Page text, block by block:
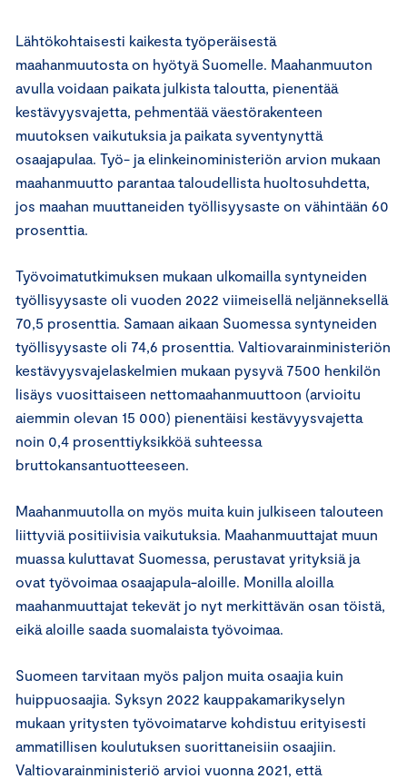
Lähtökohtaisesti kaikesta työperäisestä
maahanmuutosta on hyötyä Suomelle. Maahanmuuton
avulla voidaan paikata julkista taloutta, pienentää
kestävyysvajetta, pehmentää väestörakenteen
muutoksen vaikutuksia ja paikata syventynyttä
osaajapulaa. Työ- ja elinkeinoministeriön arvion mukaan
maahanmuutto parantaa taloudellista huoltosuhdetta,
jos maahan muuttaneiden työllisyysaste on vähintään 60
prosenttia.
Työvoimatutkimuksen mukaan ulkomailla syntyneiden
työllisyysaste oli vuoden 2022 viimeisellä neljänneksellä
70,5 prosenttia. Samaan aikaan Suomessa syntyneiden
työllisyysaste oli 74,6 prosenttia. Valtiovarainministeriön
kestävyysvajelaskelmien mukaan pysyvä 7500 henkilön
lisäys vuosittaiseen nettomaahanmuuttoon (arvioitu
aiemmin olevan 15 000) pienentäisi kestävyysvajetta
noin 0,4 prosenttiyksikköä suhteessa
bruttokansantuotteeseen.
Maahanmuutolla on myös muita kuin julkiseen talouteen
liittyviä positiivisia vaikutuksia. Maahanmuuttajat muun
muassa kuluttavat Suomessa, perustavat yrityksiä ja
ovat työvoimaa osaajapula-aloille. Monilla aloilla
maahanmuuttajat tekevät jo nyt merkittävän osan töistä,
eikä aloille saada suomalaista työvoimaa.
Suomeen tarvitaan myös paljon muita osaajia kuin
huippuosaajia. Syksyn 2022 kauppakamarikyselyn
mukaan yritysten työvoimatarve kohdistuu erityisesti
ammatillisen koulutuksen suorittaneisiin osaajiin.
Valtiovarainministeriö arvioi vuonna 2021, että